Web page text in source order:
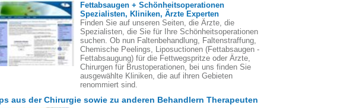
Fettabsaugen + Schönheitsoperationen
Spezialisten, Kliniken, Ärzte Experten
Finden Sie auf unseren Seiten, die Ärzte, die
Spezialisten, die Sie für Ihre Schönheitsoperationen
suchen. Ob nun Faltenbehandlung, Faltenstraffung,
Chemische Peelings, Liposuctionen (Fettabsaugen -
Fettabsaugung) für die Fettwegspritze oder Ärzte,
Chirurgen für Brustoperationen, bei uns finden Sie
ausgewählte Kliniken, die auf ihren Gebieten
renommiert sind.
aus der Chirurgie sowie zu anderen Behandlern Therapeuten